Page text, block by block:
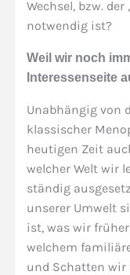
Wechsel, bzw.
notwendig ist?
Weil wir noch
Interessenseite
Unabhängig von
klassischer
heutigen Zeit
welcher Welt wir
ständig
unserer Umwelt
ist, was wir
welchem
und Schatten wir